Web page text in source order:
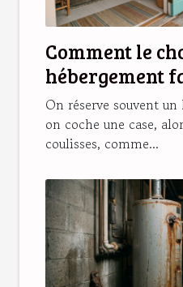
Comment le
hébergement
souvenirs de
On réserve souvent
on coche une case,
coulisses, comme...